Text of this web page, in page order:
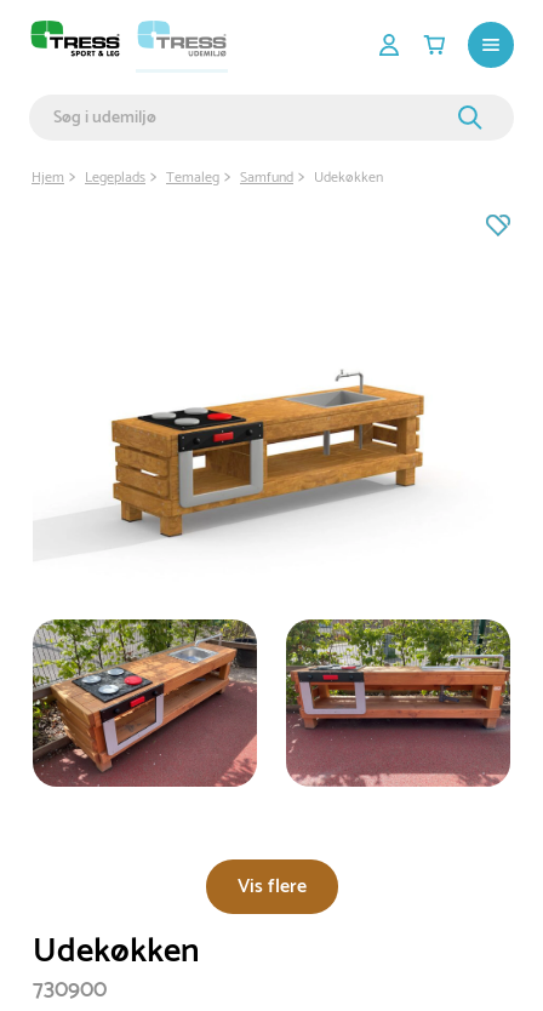
Hjem Legeplads Temaleg Samfund Udekøkken
Vis flere
Udekøkken
730900